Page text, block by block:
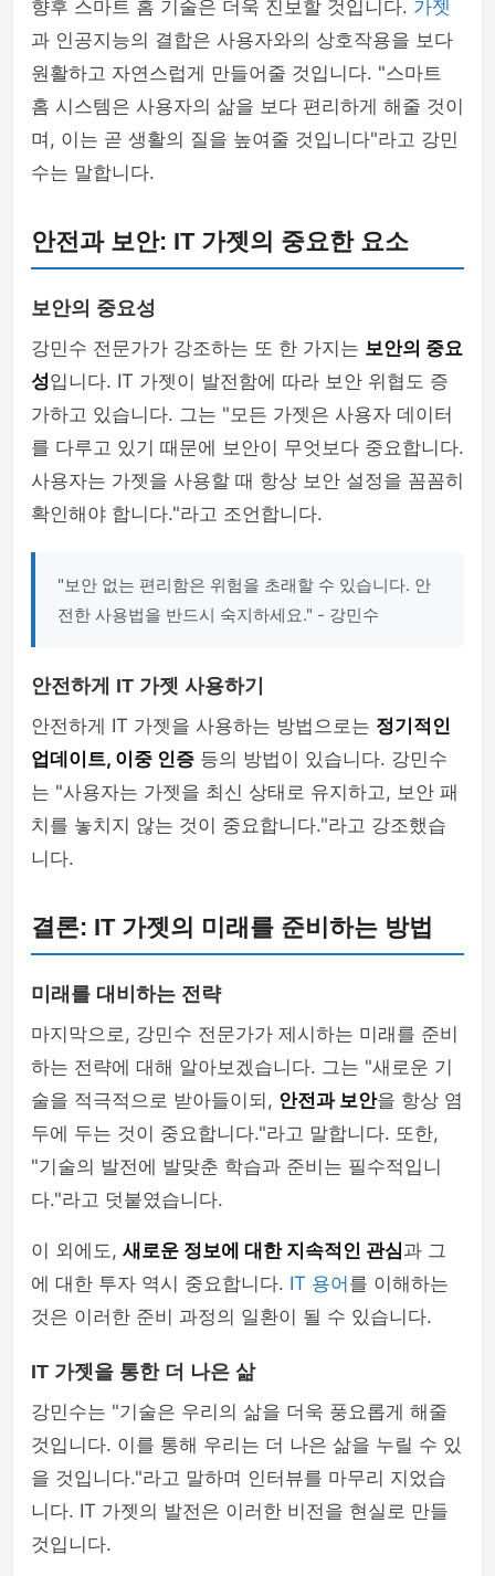
향후 스마트 홈 기술은 더욱 진보할 것입니다. 가젯
과 인공지능의 결합은 사용자와의 상호작용을 보다
원활하고 자연스럽게 만들어줄 것입니다. "스마트
홈 시스템은 사용자의 삶을 보다 편리하게 해줄 것이
며, 이는 곧 생활의 질을 높여줄 것입니다"라고 강민
수는 말합니다.
안전과 보안: IT 가젯의 중요한 요소
보안의 중요성
강민수 전문가가 강조하는 또 한 가지는 보안의 중요
성입니다. IT 가젯이 발전함에 따라 보안 위협도 증
가하고 있습니다. 그는 "모든 가젯은 사용자 데이터
를 다루고 있기 때문에 보안이 무엇보다 중요합니다.
사용자는 가젯을 사용할 때 항상 보안 설정을 꼼꼼히
확인해야 합니다."라고 조언합니다.
"보안 없는 편리함은 위험을 초래할 수 있습니다. 안
전한 사용법을 반드시 숙지하세요." - 강민수
안전하게 IT 가젯 사용하기
안전하게 IT 가젯을 사용하는 방법으로는 정기적인
업데이트, 이중 인증 등의 방법이 있습니다. 강민수
는 "사용자는 가젯을 최신 상태로 유지하고, 보안 패
치를 놓치지 않는 것이 중요합니다."라고 강조했습
니다.
결론: IT 가젯의 미래를 준비하는 방법
미래를 대비하는 전략
마지막으로, 강민수 전문가가 제시하는 미래를 준비
하는 전략에 대해 알아보겠습니다. 그는 "새로운 기
술을 적극적으로 받아들이되, 안전과 보안을 항상 염
두에 두는 것이 중요합니다."라고 말합니다. 또한,
"기술의 발전에 발맞춘 학습과 준비는 필수적입니
다."라고 덧붙였습니다.
이 외에도, 새로운 정보에 대한 지속적인 관심과 그
에 대한 투자 역시 중요합니다. IT 용어 를 이해하는
것은 이러한 준비 과정의 일환이 될 수 있습니다.
IT 가젯을 통한 더 나은 삶
강민수는 "기술은 우리의 삶을 더욱 풍요롭게 해줄
것입니다. 이를 통해 우리는 더 나은 삶을 누릴 수 있
을 것입니다."라고 말하며 인터뷰를 마무리 지었습
니다. IT 가젯의 발전은 이러한 비전을 현실로 만들
것입니다.